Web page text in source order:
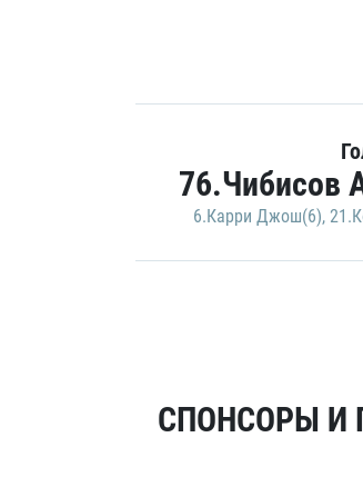
76.Чибисов
6.Карри Джош(6),
СПОНСОРЫ И